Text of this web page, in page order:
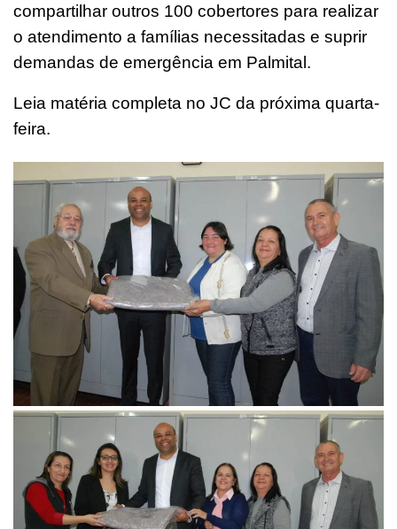
compartilhar outros 100 cobertores para realizar
o atendimento a famílias necessitadas e suprir
demandas de emergência em Palmital.
Leia matéria completa no JC da próxima quarta-
feira.